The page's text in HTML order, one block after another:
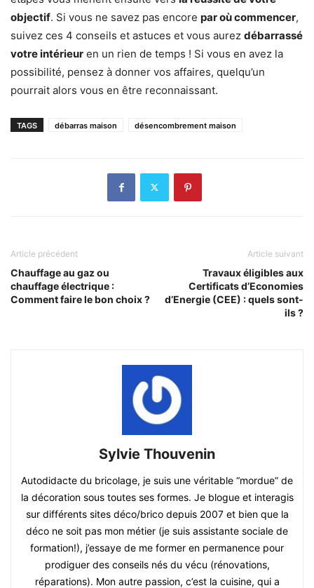
objectif. Si vous ne savez pas encore par où commencer,
suivez ces 4 conseils et astuces et vous aurez débarrassé
votre intérieur en un rien de temps ! Si vous en avez la
possibilité, pensez à donner vos affaires, quelqu’un
pourrait alors vous en être reconnaissant.
TAGS débarras maison désencombrement maison
Article précédent
Chauffage au gaz ou
chauffage électrique :
Comment faire le bon choix ?
Article suivant
Travaux éligibles aux
Certificats d’Economies
d’Energie (CEE) : quels sont-
ils ?
Sylvie Thouvenin
Autodidacte du bricolage, je suis une véritable “mordue” de
la décoration sous toutes ses formes. Je blogue et interagis
sur différents sites déco/brico depuis 2007 et bien que la
déco ne soit pas mon métier (je suis assistante sociale de
formation!), j’essaye de me former en permanence pour
prodiguer des conseils nés du vécu (rénovations,
réparations). Mon autre passion, c’est la cuisine, qui a